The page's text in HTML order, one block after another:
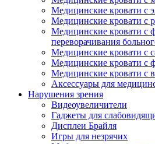
Медицинские кровати с
Медицинские кровати с
Медицинские кровати с
переворачивания
Медицинские кровати с
Медицинские кровати с
Медицинские кровати с
Аксессуары для
Нарушения зрения
Видеоувеличители
Гаджеты для
Дисплеи Брайля
Игры для незрячих